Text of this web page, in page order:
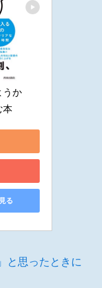
うか
本
る
と思ったときに